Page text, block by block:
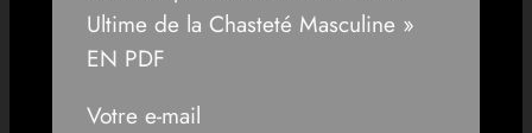
Ultime de la Chasteté Masculine »
EN PDF
Votre e-mail